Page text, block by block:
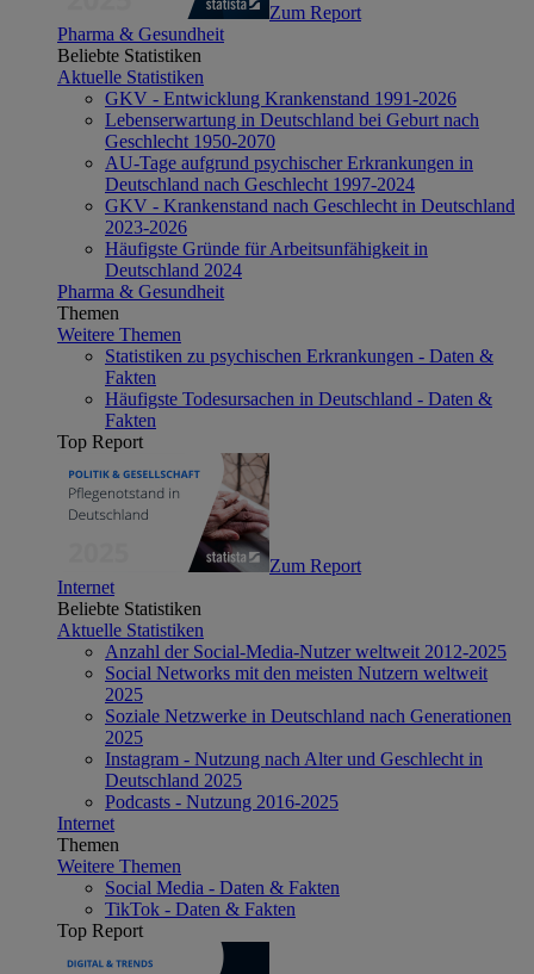
Zum Report
Pharma & Gesundheit
Beliebte Statistiken
Aktuelle Statistiken
GKV - Entwicklung Krankenstand 1991-2026
Lebenserwartung in Deutschland bei Geburt nach
Geschlecht 1950-2070
AU-Tage aufgrund psychischer Erkrankungen in
Deutschland nach Geschlecht 1997-2024
GKV - Krankenstand nach Geschlecht in Deutschland
2023-2026
Häufigste Gründe für Arbeitsunfähigkeit in
Deutschland 2024
Pharma & Gesundheit
Themen
Weitere Themen
Statistiken zu psychischen Erkrankungen - Daten &
Fakten
Häufigste Todesursachen in Deutschland - Daten &
Fakten
Top Report
Zum Report
Internet
Beliebte Statistiken
Aktuelle Statistiken
Anzahl der Social-Media-Nutzer weltweit 2012-2025
Social Networks mit den meisten Nutzern weltweit
2025
Soziale Netzwerke in Deutschland nach Generationen
2025
Instagram - Nutzung nach Alter und Geschlecht in
Deutschland 2025
Podcasts - Nutzung 2016-2025
Internet
Themen
Weitere Themen
Social Media - Daten & Fakten
TikTok - Daten & Fakten
Top Report